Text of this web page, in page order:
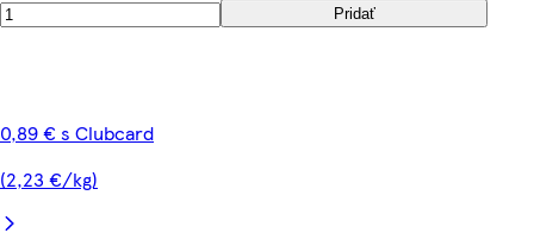
Pridať
0,89 € s Clubcard
(2,23 €/kg)